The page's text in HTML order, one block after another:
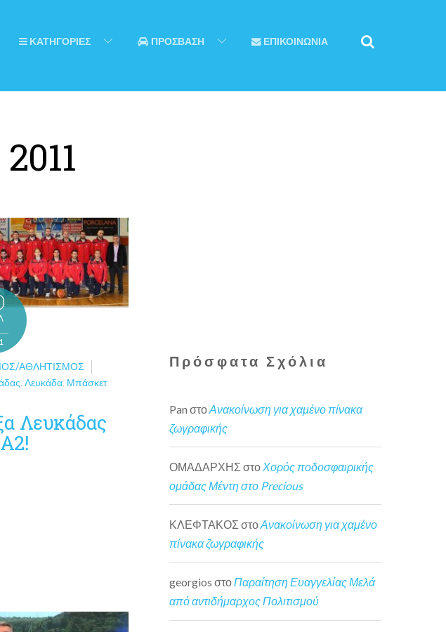
ΚΑΤΗΓΟΡΙΕΣ ΠΡΟΣΒΑΣΗ ΕΠΙΚΟΙΝΩΝΙΑ
ΑΘΛΗΤΙΣΜΌΣ
, Λευκάδα, Μπάσκετ
Λευκάδας
Πρόσφατα Σχόλια
Pan στοΑνακοίνωση για χαμένο πίνακα
ζωγραφικής
ΟΜΑΔΑΡΧΗΣ στο Χορός ποδοσφαιρικής
ομάδας Μέντη στο Precious
ΚΛΕΦΤΑΚΟΣ στοΑνακοίνωση για χαμένο
πίνακα ζωγραφικής
georgios στοΠαραίτηση Ευαγγελίας Μελά
από αντιδήμαρχος Πολιτισμού